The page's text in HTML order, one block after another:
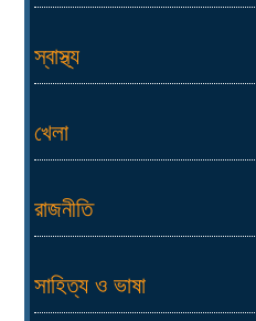
স্বাস্থ্য
খেলা
রাজনীতি
সাহিত্য ও ভাষা